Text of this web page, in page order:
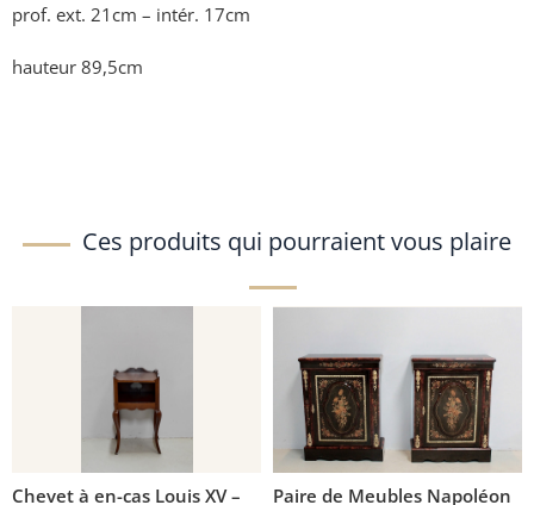
prof. ext. 21cm – intér. 17cm
hauteur 89,5cm
Ces produits qui pourraient vous plaire
Chevet à en-cas Louis XV – Paire de Meubles Napoléon